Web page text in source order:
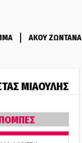
ΑΚΟΥ ΖΩΝΤΑΝΑ
ΜΙΑΟΥΛΗΣ